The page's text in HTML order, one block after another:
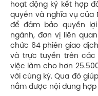
hoạt động ký kết hợp
quyền và nghĩa vụ của
để đảm bảo quyền
ngành, đơn vị liên
chức 64 phiên giao
và trực tuyến trên các
việc làm cho hơn
với cùng kỳ. Qua đó
nắm được nội dung